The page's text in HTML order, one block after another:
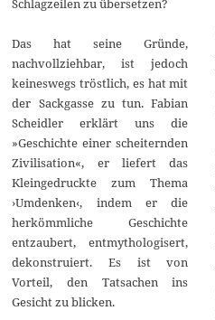
Schlagzeilen zu übersetzen?
Das hat seine Gründe,
nachvollziehbar, ist jedoch
keineswegs tröstlich, es hat mit
der Sackgasse zu tun. Fabian
Scheidler erklärt uns die
»Geschichte einer scheiternden
Zivilisation«, er liefert das
Kleingedruckte zum Thema
›Umdenken‹, indem er die
herkömmliche Geschichte
entzaubert, entmythologisert,
dekonstruiert. Es ist von
Vorteil, den Tatsachen ins
Gesicht zu blicken.